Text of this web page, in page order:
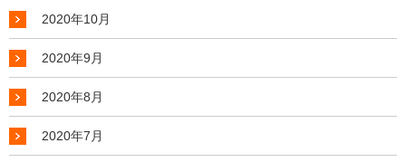
2020年10月
2020年9月
2020年8月
2020年7月